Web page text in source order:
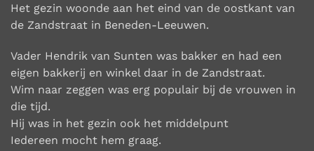
Het gezin woonde aan het eind van de oostkant van
de Zandstraat in Beneden-Leeuwen.
Vader Hendrik van Sunten was bakker en had een
eigen bakkerij en winkel daar in de Zandstraat.
Wim naar zeggen was erg populair bij de vrouwen in
die tijd.
Hij was in het gezin ook het middelpunt
Iedereen mocht hem graag.